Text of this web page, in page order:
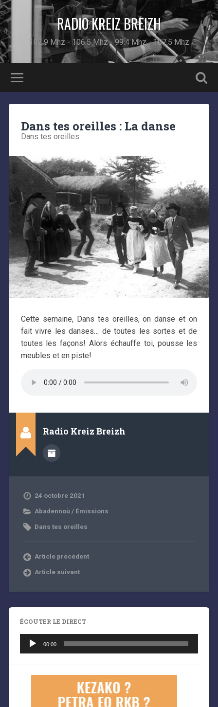
RADIO KREIZ BREIZH
102.9 Mhz - 106.5 Mhz - 99.4 Mhz - 107.5 Mhz
Dans tes oreilles : La danse
Dans tes oreilles
Cette semaine, Dans tes oreilles, on danse et on
fait vivre les danses… de toutes les sortes et de
toutes les façons! Alors échauffe toi, pousse les
meubles et en piste!
Radio Kreiz Breizh
24 octobre 2021
Abadennoù / Émissions
Dans tes oreilles
Article précédent
Article suivant
ÉCOUTER LE DIRECT
audio
00:00